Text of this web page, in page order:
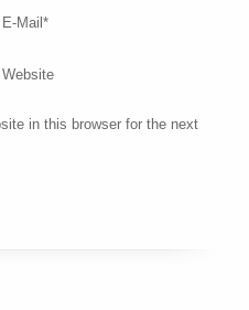
E-Mail*
Website
in this browser for the next